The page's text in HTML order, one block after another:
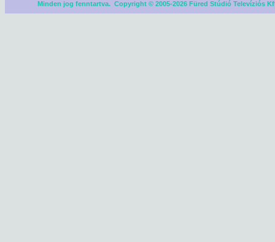
Minden jog fenntartva. Copyright © 2005-2026 Füred Stúdió Televíziós